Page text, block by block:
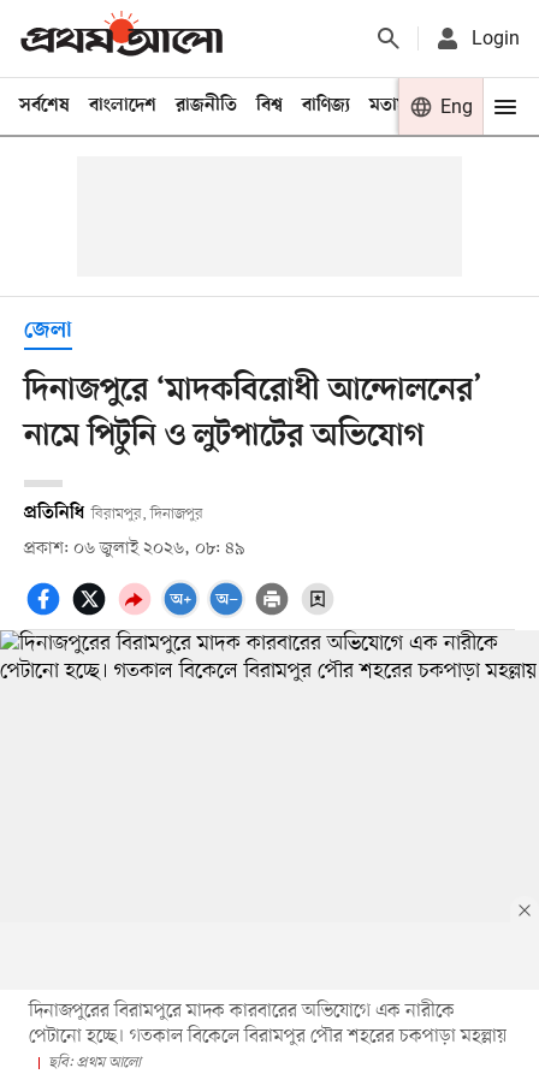
Login
সর্বশেষ বাংলাদেশ রাজনীতি বিশ্ব বাণিজ্য মতামত খেলা
Eng
জেলা
দিনাজপুরে ‘মাদকবিরোধী আন্দোলনের’
নামে পিটুনি ও লুটপাটের অভিযোগ
প্রতিনিধি বিরামপুর, দিনাজপুর
প্রকাশ: ০৬ জুলাই ২০২৬, ০৮: ৪৯
দিনাজপুরের বিরামপুরে মাদক কারবারের অভিযোগে এক নারীকে
পেটানো হচ্ছে। গতকাল বিকেলে বিরামপুর পৌর শহরের চকপাড়া মহল্লায়
ছবি: প্রথম আলো